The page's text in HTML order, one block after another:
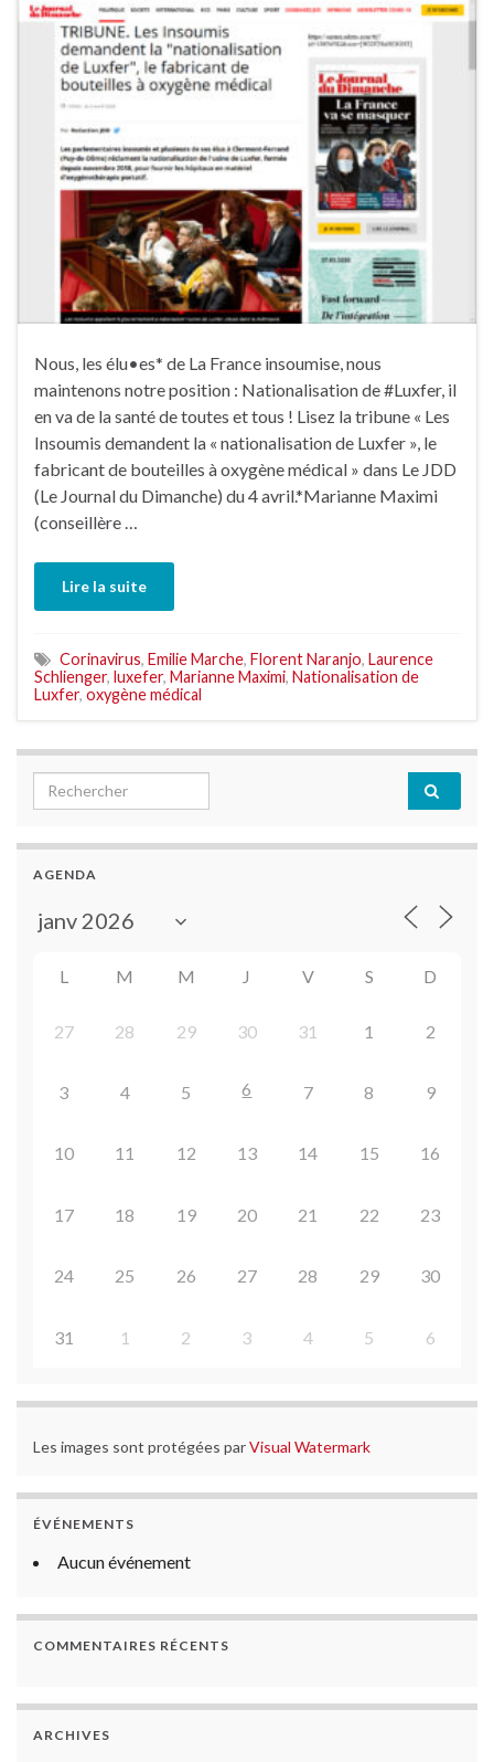
Nous, les élu•es* de La France insoumise, nous
maintenons notre position : Nationalisation de #Luxfer, il
en va de la santé de toutes et tous ! Lisez la tribune « Les
Insoumis demandent la « nationalisation de Luxfer », le
fabricant de bouteilles à oxygène médical » dans Le JDD
(Le Journal du Dimanche) du 4 avril.*Marianne Maximi
(conseillère …
Lire la suite
Corinavirus, Emilie Marche, Florent Naranjo, Laurence
Schlienger, luxefer, Marianne Maximi, Nationalisation de
Luxfer, oxygène médical
Search for:
AGENDA
L M M J V S D
27 28 29 30 31 1 2
3 4 5 6 7 8 9
10 11 12 13 14 15 16
17 18 19 20 21 22 23
24 25 26 27 28 29 30
31 1 2 3 4 5 6
Les images sont protégées parVisual Watermark
ÉVÉNEMENTS
Aucun événement
COMMENTAIRES RÉCENTS
ARCHIVES